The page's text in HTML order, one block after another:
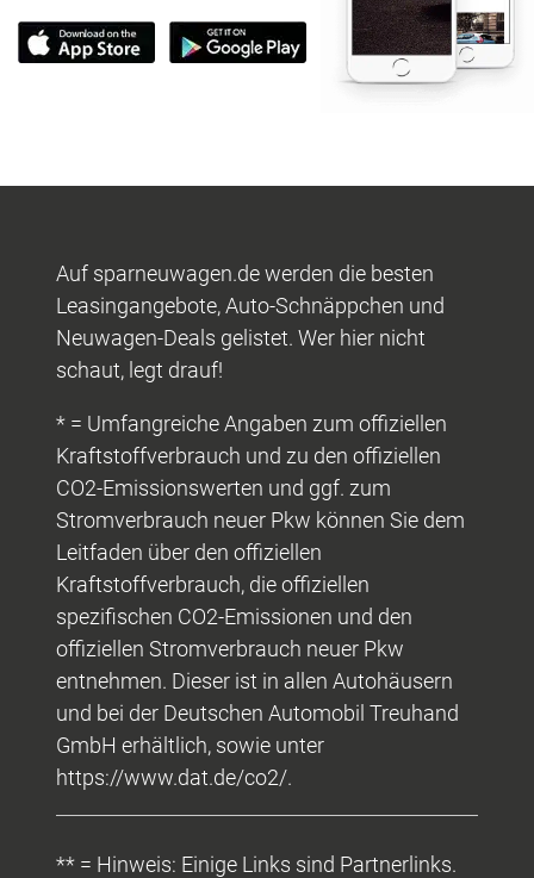
Auf sparneuwagen.de werden die besten
Leasingangebote, Auto-Schnäppchen und
Neuwagen-Deals gelistet. Wer hier nicht
schaut, legt drauf!
* = Umfangreiche Angaben zum offiziellen
Kraftstoffverbrauch und zu den offiziellen
CO2-Emissionswerten und ggf. zum
Stromverbrauch neuer Pkw können Sie dem
Leitfaden über den offiziellen
Kraftstoffverbrauch, die offiziellen
spezifischen CO2-Emissionen und den
offiziellen Stromverbrauch neuer Pkw
entnehmen. Dieser ist in allen Autohäusern
und bei der Deutschen Automobil Treuhand
GmbH erhältlich, sowie unter
https://www.dat.de/co2/.
** = Hinweis: Einige Links sind Partnerlinks.